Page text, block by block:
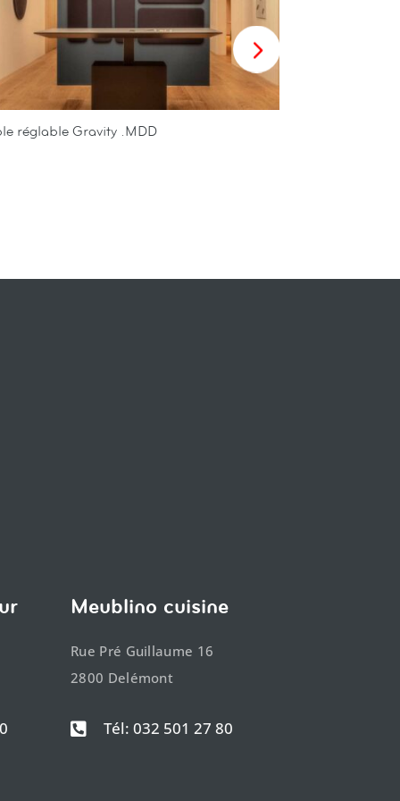
réglable Gravity .MDD
Meublino cuisine
Rue Pré Guillaume 16
2800 Delémont
 Tél: 032 501 27 80